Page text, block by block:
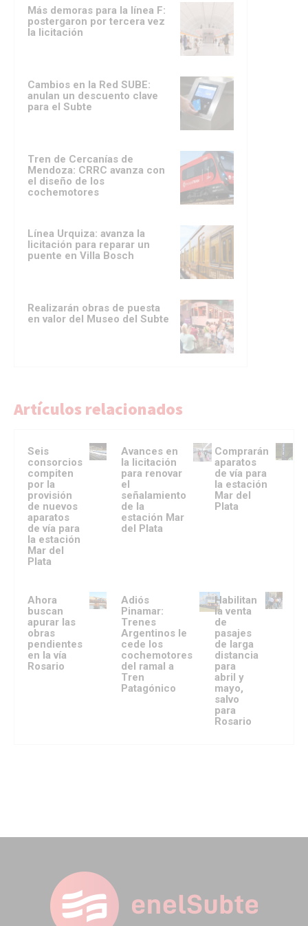
Más demoras para la línea F:
postergaron por tercera vez
la licitación
Cambios en la Red SUBE:
anulan un descuento clave
para el Subte
Tren de Cercanías de
Mendoza: CRRC avanza con
el diseño de los
cochemotores
Línea Urquiza: avanza la
licitación para reparar un
puente en Villa Bosch
Realizarán obras de puesta
en valor del Museo del Subte
Artículos relacionados
Seis
consorcios
compiten
por la
provisión
de nuevos
aparatos
de vía para
la estación
Mar del
Plata
Avances en
la licitación
para renovar
el
señalamiento
de la
estación Mar
del Plata
Comprarán
aparatos
de vía para
la estación
Mar del
Plata
Ahora
buscan
apurar las
obras
pendientes
en la vía
Rosario
Adiós
Pinamar:
Trenes
Argentinos le
cede los
cochemotores
del ramal a
Tren
Patagónico
Habilitan
la venta
de
pasajes
de larga
distancia
para
abril y
mayo,
salvo
para
Rosario